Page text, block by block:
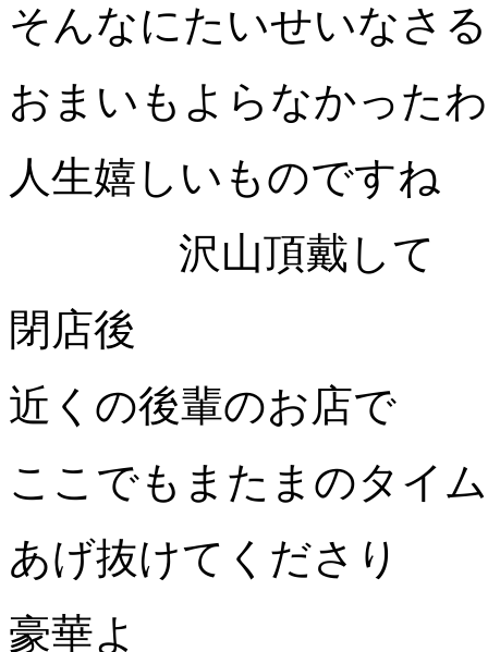
そんなにたいせいなさ
おまいもよらなかった
人生嬉しいものですね
沢山頂戴して
閉店後
近くの後輩のお店で
ここでもまたまのタイム
あげ抜けてくださり
豪華よ